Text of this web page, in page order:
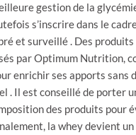
gestion de la
s’inscrire dans le
et surveillé . Des produits
par Optimum Nutrition,
enrichir ses apports sans
. Il est conseillé de porter
des produits pour
la whey devient